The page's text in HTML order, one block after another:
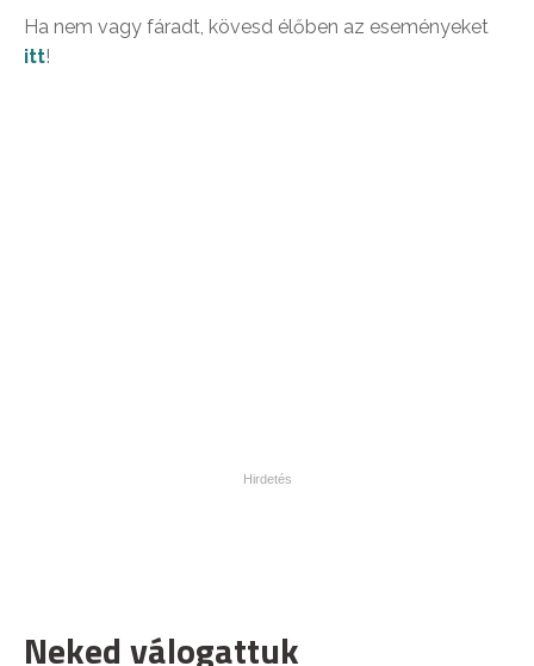
Ha nem vagy fáradt, kövesd élőben az eseményeket
itt!
Neked válogattuk